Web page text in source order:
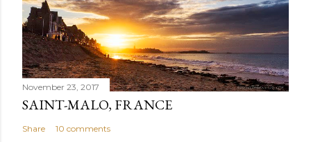
November 23, 2017
SAINT-MALO, FRANCE
Share 10 comments